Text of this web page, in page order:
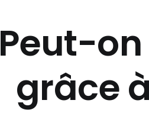
Peut-on
grâce